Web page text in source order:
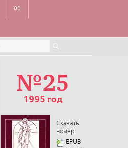
'00
№25
1995 год
Скачать
номер:
EPUB